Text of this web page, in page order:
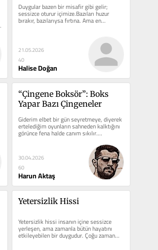
Duygular bazen bir misafir gibi gelir;
sessizce oturur içimize.Bazıları huzur
bırakır, bazılarıysa fırtına. Ama en…
21.05.2026
40
Halise Doğan
“Çingene Boksör”: Boks
Yapar Bazı Çingeneler
Giderim elbet bir gün seyretmeye, diyerek
ertelediğim oyunların sahneden kalktığını
görünce fena halde canım sıkılır.…
30.04.2026
60
Harun Aktaş
Yetersizlik Hissi
Yetersizlik hissi insanın içine sessizce
yerleşen, ama zamanla bütün hayatını
etkileyebilen bir duygudur. Çoğu zaman…